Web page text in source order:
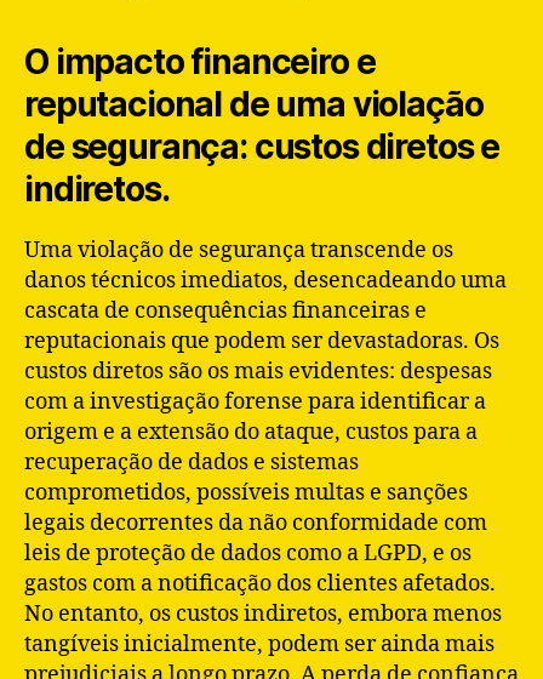
O impacto financeiro e
reputacional de uma violação
de segurança: custos diretos e
indiretos.
Uma violação de segurança transcende os
danos técnicos imediatos, desencadeando uma
cascata de consequências financeiras e
reputacionais que podem ser devastadoras. Os
custos diretos são os mais evidentes: despesas
com a investigação forense para identificar a
origem e a extensão do ataque, custos para a
recuperação de dados e sistemas
comprometidos, possíveis multas e sanções
legais decorrentes da não conformidade com
leis de proteção de dados como a LGPD, e os
gastos com a notificação dos clientes afetados.
No entanto, os custos indiretos, embora menos
tangíveis inicialmente, podem ser ainda mais